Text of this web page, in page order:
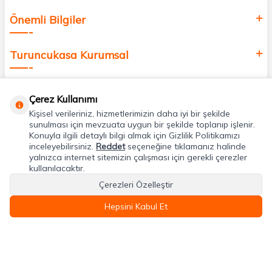
Önemli Bilgiler
Turuncukasa Kurumsal
Uygulamalarımız
Adres & İletişim
Çerez Kullanımı
Kişisel verileriniz, hizmetlerimizin daha iyi bir şekilde
sunulması için mevzuata uygun bir şekilde toplanıp işlenir.
Konuyla ilgili detaylı bilgi almak için Gizlilik Politikamızı
inceleyebilirsiniz. Reddetseçeneğine tıklamanız halinde
yalnızca internet sitemizin çalışması için gerekli çerezler
kullanılacaktır.
Çerezleri Özelleştir
Hepsini Kabul Et